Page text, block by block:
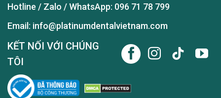
Hotline / Zalo / WhatsApp: 096 71 78 799
Email: info@platinumdentalvietnam.com
KẾT NỐI VỚI CHÚNG
TÔI